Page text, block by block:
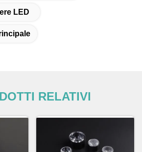
LED
RELATIVI